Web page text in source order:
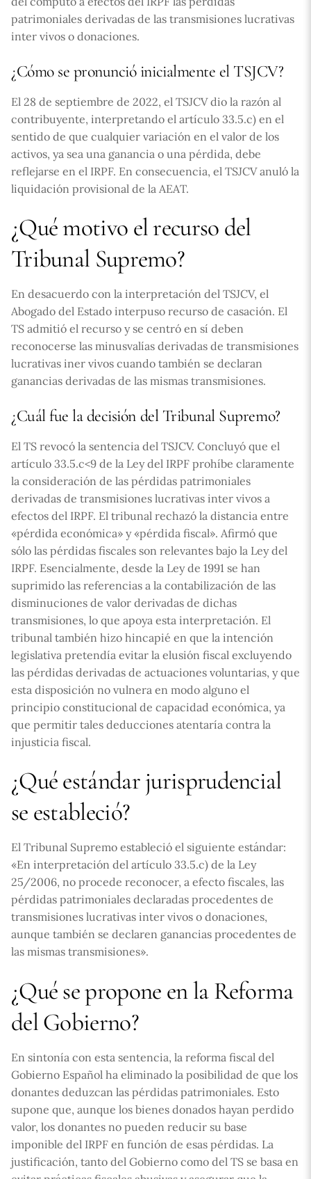
patrimoniales derivadas de las transmisiones lucrativas
inter vivos o donaciones.
¿Cómo se pronunció inicialmente el TSJCV?
El 28 de septiembre de 2022, el TSJCV dio la razón al
contribuyente, interpretando el artículo 33.5.c) en el
sentido de que cualquier variación en el valor de los
activos, ya sea una ganancia o una pérdida, debe
reflejarse en el IRPF. En consecuencia, el TSJCV anuló la
liquidación provisional de la AEAT.
¿Qué motivo el recurso del
Tribunal Supremo?
En desacuerdo con la interpretación del TSJCV, el
Abogado del Estado interpuso recurso de casación. El
TS admitió el recurso y se centró en sí deben
reconocerse las minusvalías derivadas de transmisiones
lucrativas iner vivos cuando también se declaran
ganancias derivadas de las mismas transmisiones.
¿Cuál fue la decisión del Tribunal Supremo?
El TS revocó la sentencia del TSJCV. Concluyó que el
artículo 33.5.c<9 de la Ley del IRPF prohíbe claramente
la consideración de las pérdidas patrimoniales
derivadas de transmisiones lucrativas inter vivos a
efectos del IRPF. El tribunal rechazó la distancia entre
«pérdida económica» y «pérdida fiscal». Afirmó que
sólo las pérdidas fiscales son relevantes bajo la Ley del
IRPF. Esencialmente, desde la Ley de 1991 se han
suprimido las referencias a la contabilización de las
disminuciones de valor derivadas de dichas
transmisiones, lo que apoya esta interpretación. El
tribunal también hizo hincapié en que la intención
legislativa pretendía evitar la elusión fiscal excluyendo
las pérdidas derivadas de actuaciones voluntarias, y que
esta disposición no vulnera en modo alguno el
principio constitucional de capacidad económica, ya
que permitir tales deducciones atentaría contra la
injusticia fiscal.
¿Qué estándar jurisprudencial
se estableció?
El Tribunal Supremo estableció el siguiente estándar:
«En interpretación del artículo 33.5.c) de la Ley
25/2006, no procede reconocer, a efecto fiscales, las
pérdidas patrimoniales declaradas procedentes de
transmisiones lucrativas inter vivos o donaciones,
aunque también se declaren ganancias procedentes de
las mismas transmisiones».
¿Qué se propone en la Reforma
del Gobierno?
En sintonía con esta sentencia, la reforma fiscal del
Gobierno Español ha eliminado la posibilidad de que los
donantes deduzcan las pérdidas patrimoniales. Esto
supone que, aunque los bienes donados hayan perdido
valor, los donantes no pueden reducir su base
imponible del IRPF en función de esas pérdidas. La
justificación, tanto del Gobierno como del TS se basa en